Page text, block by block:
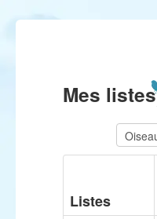
Mes listes
Listes